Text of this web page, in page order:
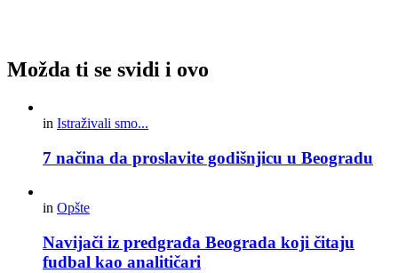
Možda ti se svidi i ovo
in Istraživali smo...
7 načina da proslavite godišnjicu u Beogradu
in Opšte
Navijači iz predgrađa Beograda koji čitaju
fudbal kao analitičari